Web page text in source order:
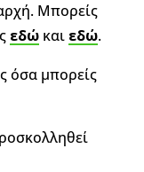
Μπορείς
εδώκαι εδώ.
όσα μπορείς